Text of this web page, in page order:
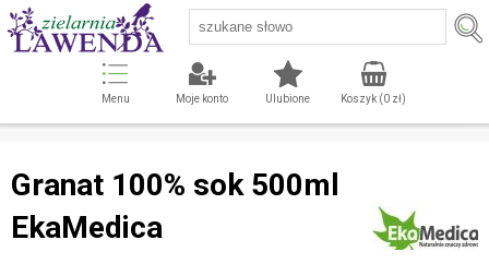
Menu Moje konto Ulubione Koszyk (0zł)
Granat 100% sok 500ml
EkaMedica